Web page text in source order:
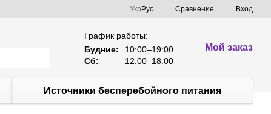
Укр Рус Сравнение Вход
График работы:
Будние:
10:00–19:00
Сб:
12:00–18:00
Мой заказ
Источники бесперебойного питания